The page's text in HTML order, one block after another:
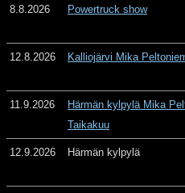
8.8.2026 Powertruck show
12.8.2026 Kalliojärvi Mika
11.9.2026
Härmän kylpylä Mika
Taikakuu
12.9.2026 Härmän kylpylä